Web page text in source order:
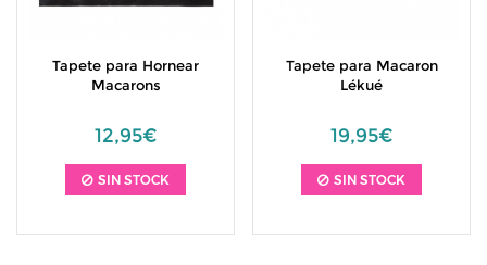
Tapete para Hornear
Macarons
12,95€
SIN STOCK
Tapete para Macaron
Lékué
19,95€
SIN STOCK